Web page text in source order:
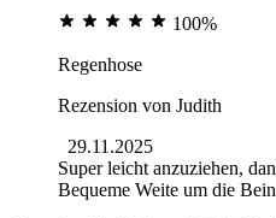
100%
Regenhose
Rezension von Judith
29.11.2025
Super leicht anzuziehen,
Bequeme Weite um die